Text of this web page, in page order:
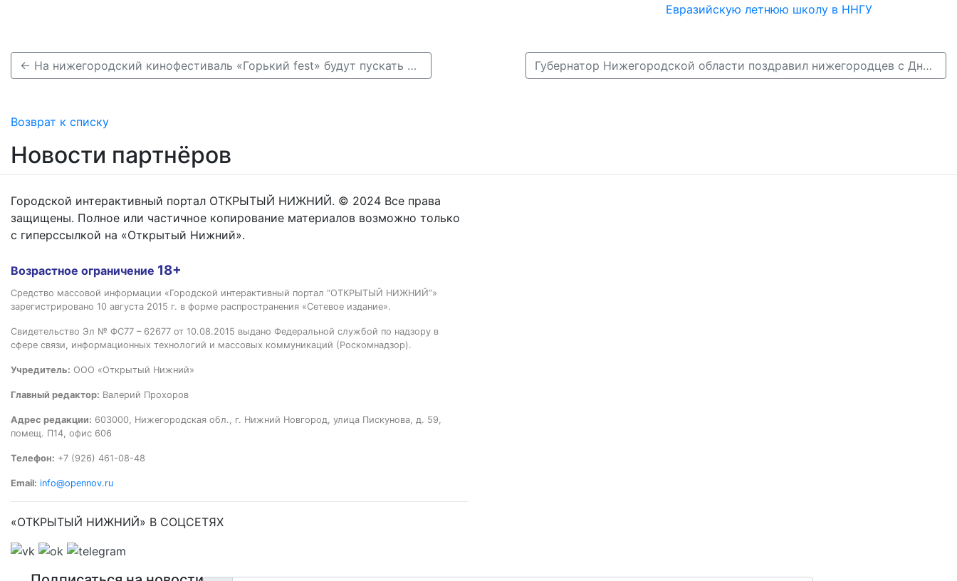
Евразийскую летнюю школу в ННГУ
← На нижегородский кинофестиваль «Горький fest» будут пускать по мультипассам Губернатор Нижегородской области поздравил нижегородцев с Днем молодежи →
Возврат к списку
Новости партнёров
Городской интерактивный портал ОТКРЫТЫЙ НИЖНИЙ. © 2024 Все права
защищены. Полное или частичное копирование материалов возможно только
с гиперссылкой на «Открытый Нижний».
Возрастное ограничение 18+
Средство массовой информации «Городской интерактивный портал “ОТКРЫТЫЙ НИЖНИЙ”»
зарегистрировано 10 августа 2015 г. в форме распространения «Сетевое издание».
Свидетельство Эл № ФС77 – 62677 от 10.08.2015 выдано Федеральной службой по надзору в
сфере связи, информационных технологий и массовых коммуникаций (Роскомнадзор).
Учредитель: ООО «Открытый Нижний»
Главный редактор: Валерий Прохоров
Адрес редакции: 603000, Нижегородская обл., г. Нижний Новгород, улица Пискунова, д. 59,
помещ. П14, офис 606
Телефон: +7 (926) 461-08-48
Email: info@opennov.ru
«ОТКРЫТЫЙ НИЖНИЙ» В СОЦСЕТЯХ